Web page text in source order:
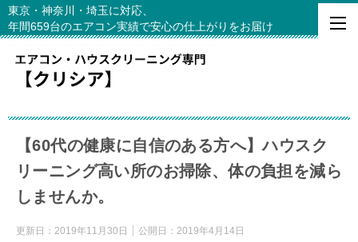
東京・神奈川・埼玉に対応、
年間659台のエアコン実績で安心の仕上がりをお届け
【60代の健康に自信のある方へ】ハウスク
リーニング高い所のお掃除、体の負担を減ら
しませんか。
更新日： 2019年11月30日 公開日： 2019年4月14日